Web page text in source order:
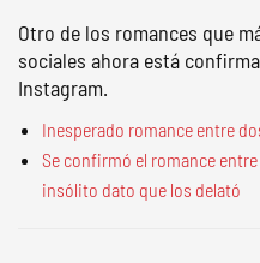
Otro de los romances que
sociales ahora está
Instagram.
Inesperado romance entre
Se confirmó el romance
insólito dato que los delató